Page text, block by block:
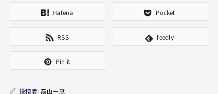
Hatena Pocket
RSS feedly
Pin it
投稿者: 高山一恵